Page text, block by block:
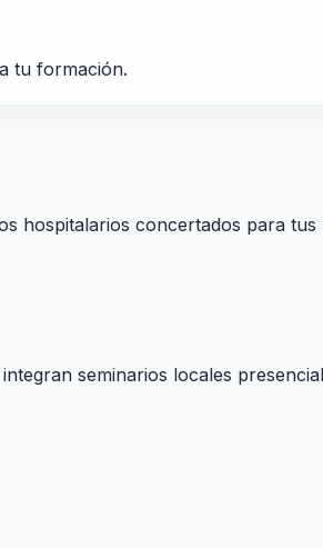
tu formación.
hospitalarios concertados para tus
seminarios locales